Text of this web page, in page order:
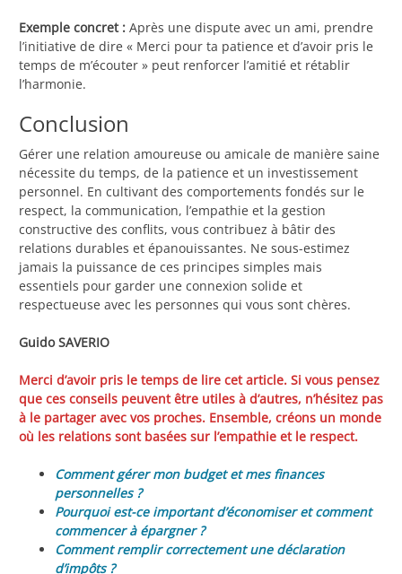
Exemple concret : Après une dispute avec un ami, prendre
l’initiative de dire « Merci pour ta patience et d’avoir pris le
temps de m’écouter » peut renforcer l’amitié et rétablir
l’harmonie.
Conclusion
Gérer une relation amoureuse ou amicale de manière saine
nécessite du temps, de la patience et un investissement
personnel. En cultivant des comportements fondés sur le
respect, la communication, l’empathie et la gestion
constructive des conflits, vous contribuez à bâtir des
relations durables et épanouissantes. Ne sous-estimez
jamais la puissance de ces principes simples mais
essentiels pour garder une connexion solide et
respectueuse avec les personnes qui vous sont chères.
Guido SAVERIO
Merci d’avoir pris le temps de lire cet article. Si vous pensez
que ces conseils peuvent être utiles à d’autres, n’hésitez pas
à le partager avec vos proches. Ensemble, créons un monde
où les relations sont basées sur l’empathie et le respect.
Comment gérer mon budget et mes finances
personnelles ?
Pourquoi est-ce important d’économiser et comment
commencer à épargner ?
Comment remplir correctement une déclaration
d’impôts ?